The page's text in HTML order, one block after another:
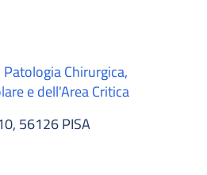
Chirurgica,
e dell'Area Critica
56126 PISA